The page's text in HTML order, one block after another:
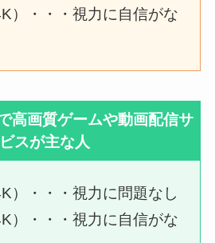
）・・・視力に自信がな
高画質ゲームや動画配信サ
スが主な人
）・・・視力に問題なし
）・・・視力に自信がな